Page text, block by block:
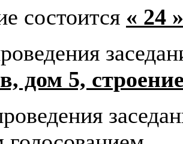
состоится « 24
дом 5,